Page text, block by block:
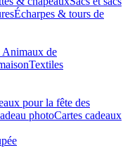
Écharpes & tours de
Animaux de
Textiles
pour la fête des
photoCartes cadeaux